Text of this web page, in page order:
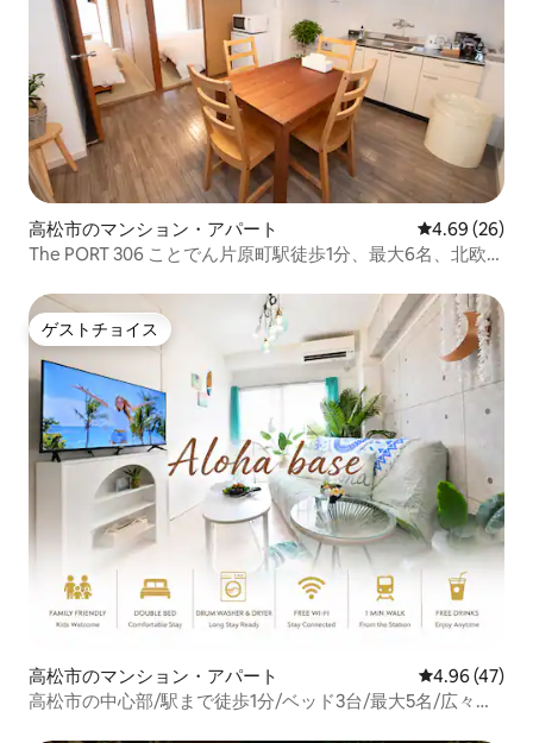
高松市のマンション・アパート レビュー26
4.69 (26)
The PORT 306 ことでん片原町駅徒歩1分、最大6名、北欧シ
ゲストチョイス
ゲストチョイス
高松市のマンション・アパート レビュー47
4.96 (47)
高松市の中心部/駅まで徒歩1分/ベッド3台/最大5名/広々と